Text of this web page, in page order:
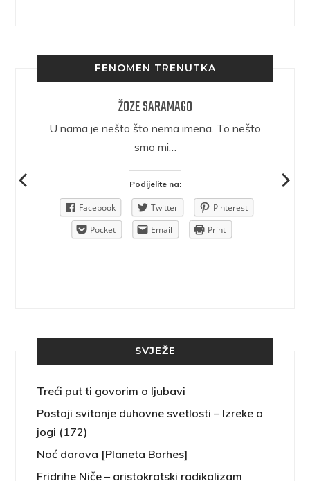
FENOMEN TRENUTKA
ŽOZE SARAMAGO
U nama je nešto što nema imena. To nešto
smo mi…
Podijelite na:
Facebook Twitter
Pinterest
Pocket
Email Print
SVJEŽE
Treći put ti govorim o ljubavi
Postoji svitanje duhovne svetlosti – Izreke o
jogi (172)
Noć darova [Planeta Borhes]
Fridrihe Niče – aristokratski radikalizam